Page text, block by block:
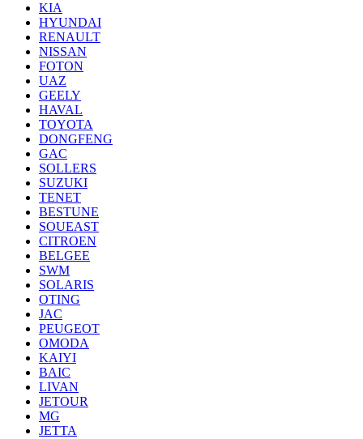
KIA
HYUNDAI
RENAULT
NISSAN
FOTON
UAZ
GEELY
HAVAL
TOYOTA
DONGFENG
GAC
SOLLERS
SUZUKI
TENET
BESTUNE
SOUEAST
CITROEN
BELGEE
SWM
SOLARIS
OTING
JAC
PEUGEOT
OMODA
KAIYI
BAIC
LIVAN
JETOUR
MG
JETTA